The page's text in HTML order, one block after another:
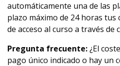
automáticamente una de las
plazo máximo de 24 horas tus
de acceso al curso a través de
Pregunta frecuente:¿El
pago único indicado o hay un